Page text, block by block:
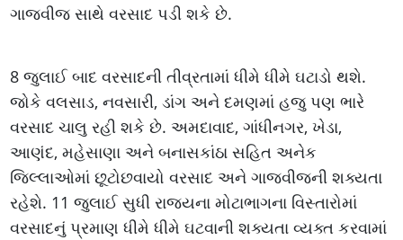
ગાજવીજ સાથે વરસાદ પડી શકે છે.
8 જુલાઈ બાદ વરસાદની તીવ્રતામાં ધીમે ધીમે ઘટાડો થશે.
જોકે વલસાડ, નવસારી, ડાંગ અને દમણમાં હજુ પણ ભારે
વરસાદ ચાલુ રહી શકે છે. અમદાવાદ, ગાંધીનગર, ખેડા,
આણંદ, મહેસાણા અને બનાસકાંઠા સહિત અનેક
જિલ્લાઓમાં છૂટોછવાયો વરસાદ અને ગાજવીજની શક્યતા
રહેશે. 11 જુલાઈ સુધી રાજ્યના મોટાભાગના વિસ્તારોમાં
વરસાદનું પ્રમાણ ધીમે ધીમે ઘટવાની શક્યતા વ્યક્ત કરવામાં